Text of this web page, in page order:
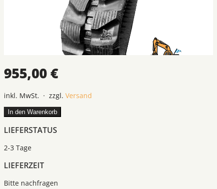
955,00 €
inkl. MwSt. · zzgl. Versand
In den Warenkorb
LIEFERSTATUS
2-3 Tage
LIEFERZEIT
Bitte nachfragen